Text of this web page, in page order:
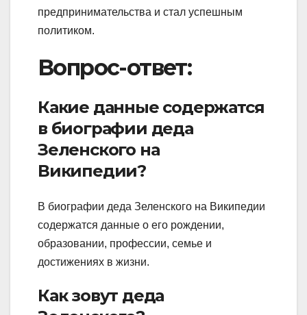
предпринимательства и стал успешным
политиком.
Вопрос-ответ:
Какие данные содержатся
в биографии деда
Зеленского на
Википедии?
В биографии деда Зеленского на Википедии
содержатся данные о его рождении,
образовании, профессии, семье и
достижениях в жизни.
Как зовут деда